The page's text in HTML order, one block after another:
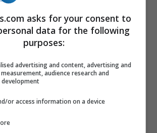
è l’
l’acqua dei lavatoil’acqua
che diventano cornici naturali
percorso alla scoperta dei
anche per quanto
di eccellenza.
asks for your consent to
data for the following
purposes:
advertising and content, advertising and
audience research and
development
or access information on a device